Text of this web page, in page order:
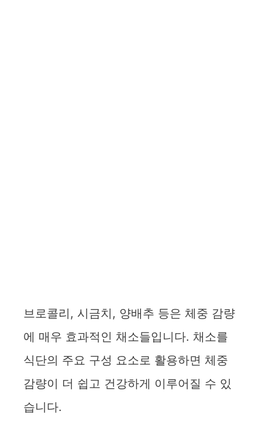
브로콜리, 시금치, 양배추 등은 체중 감량
에 매우 효과적인 채소들입니다. 채소를
식단의 주요 구성 요소로 활용하면 체중
감량이 더 쉽고 건강하게 이루어질 수 있
습니다.